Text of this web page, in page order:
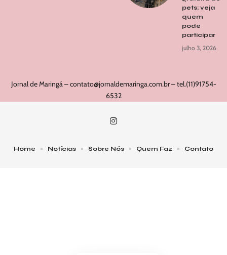
pets; veja
quem
pode
participar
julho 3, 2026
Jornal de Maringá –contato@jornaldemaringa.com.br– tel.(11)91754-
6532
Home Notícias Sobre Nós Quem Faz Contato